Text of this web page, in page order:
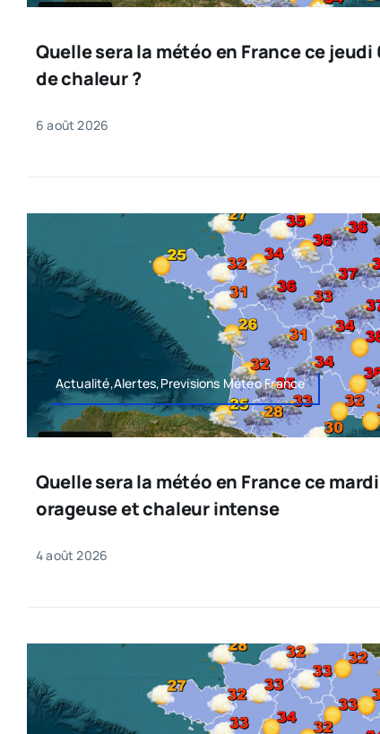
Quelle sera la météo en France ce jeudi
de chaleur ?
6 août 2026
Actualité,Alertes,Previsions Météo France
Quelle sera la météo en France ce
orageuse et chaleur intense
4 août 2026